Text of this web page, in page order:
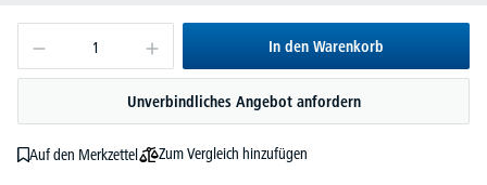
In den Warenkorb
Unverbindliches Angebot anfordern
Auf den Merkzettel Zum Vergleich hinzufügen